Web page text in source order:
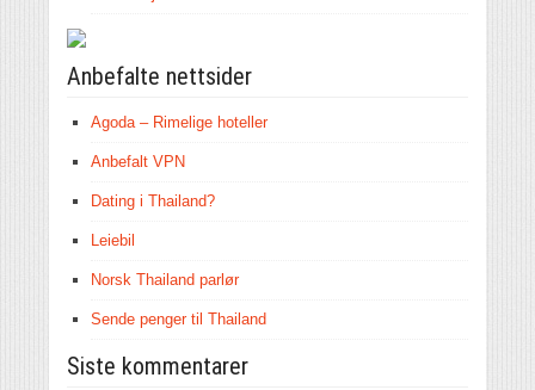
Anbefalte nettsider
Agoda – Rimelige hoteller
Anbefalt VPN
Dating i Thailand?
Leiebil
Norsk Thailand parlør
Sende penger til Thailand
Siste kommentarer